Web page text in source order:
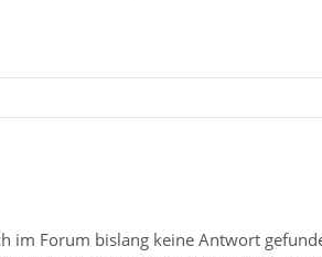
im Forum bislang keine Antwort